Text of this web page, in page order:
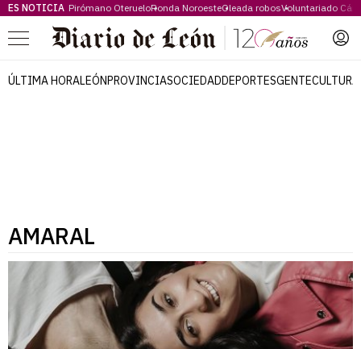
ES NOTICIA Pirómano OterueloRonda NoroesteOleada robosVoluntariado
Menú
ÚLTIMA HORALEÓNPROVINCIASOCIEDADDEPORTESGENTECULTURA
AMARAL